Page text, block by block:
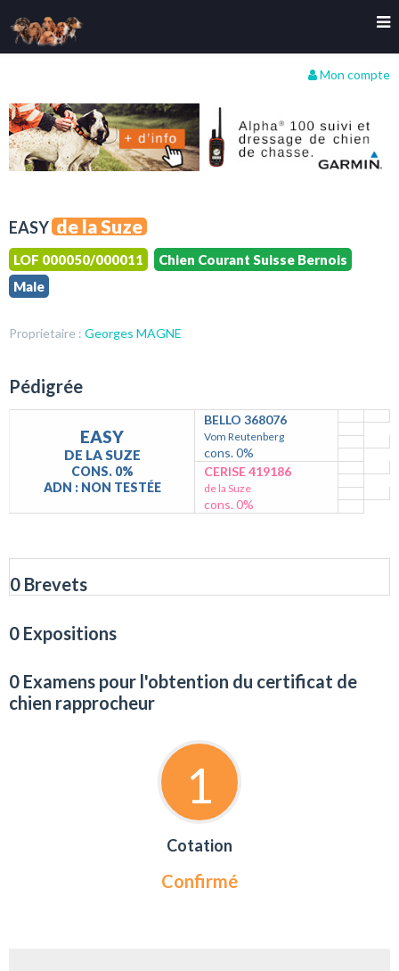
Mon compte
EASY de la Suze
LOF 000050/000011
Chien Courant Suisse Bernois
Male
Proprietaire : Georges MAGNE
Pédigrée
EASY
DE LA SUZE
CONS. 0%
ADN : NON TESTÉE
BELLO 368076
Vom Reutenberg
cons. 0%
CERISE 419186
de la Suze
cons. 0%
0 Brevets
0 Expositions
0 Examens pour l'obtention du certificat de
chien rapprocheur
1
Cotation
Confirmé